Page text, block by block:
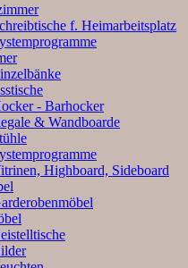
f. Heimarbeitsplatz
- Barhocker
& Wandboarde
Highboard, Sideboard